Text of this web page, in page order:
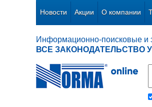
Новости Акции О компании
Информационно-поисковые и
ВСЕ ЗАКОНОДАТЕЛЬСТВО